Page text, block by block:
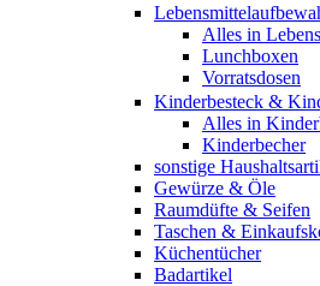
Alles in
Lunchboxen
Vorratsdosen
Kinderbesteck &
Alles in
Kinderbecher
sonstige
Gewürze & Öle
Raumdüfte & Seifen
Taschen &
Küchentücher
Badartikel